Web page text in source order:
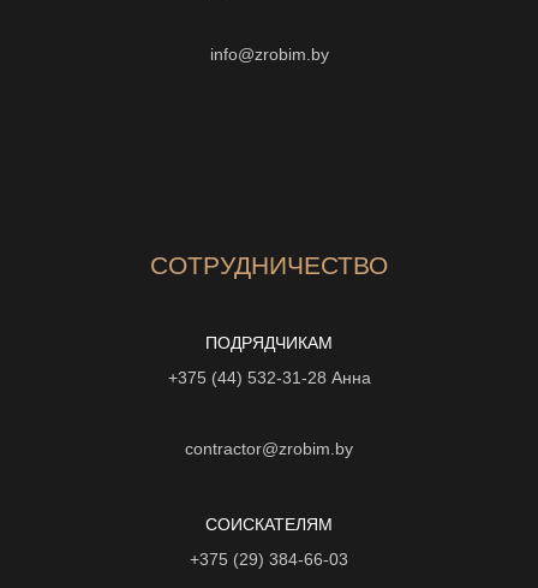
info@zrobim.by
СОТРУДНИЧЕСТВО
ПОДРЯДЧИКАМ
+375 (44) 532-31-28 Анна
contractor@zrobim.by
СОИСКАТЕЛЯМ
+375 (29) 384-66-03